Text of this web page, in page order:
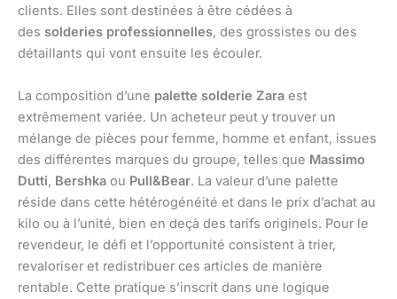
clients. Elles sont destinées à être cédées à
des solderies professionnelles, des grossistes ou des
détaillants qui vont ensuite les écouler.
La composition d’une palette solderie Zara est
extrêmement variée. Un acheteur peut y trouver un
mélange de pièces pour femme, homme et enfant, issues
des différentes marques du groupe, telles que Massimo
Dutti, Bershka ou Pull&Bear. La valeur d’une palette
réside dans cette hétérogénéité et dans le prix d’achat au
kilo ou à l’unité, bien en deçà des tarifs originels. Pour le
revendeur, le défi et l’opportunité consistent à trier,
revaloriser et redistribuer ces articles de manière
rentable. Cette pratique s’inscrit dans une logique